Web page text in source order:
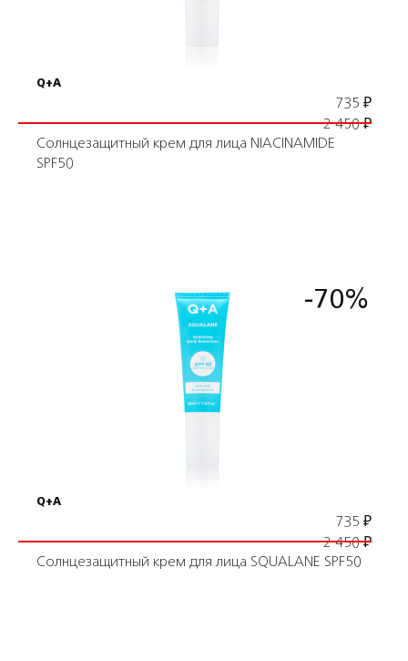
Q+A
735 ₽
2 450₽
Солнцезащитный крем для лица NIACINAMIDE
SPF50
-70%
Подробнее
В корзину
Q+A
735 ₽
2 450₽
Солнцезащитный крем для лица SQUALANE SPF50